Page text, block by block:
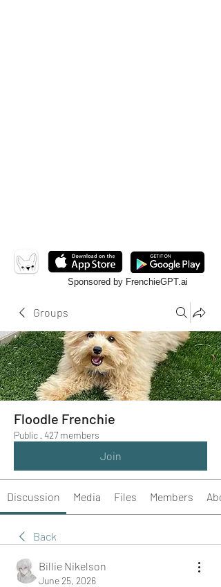
Sponsored by FrenchieGPT.ai
Groups
Floodle Frenchie
Public · 427 members
Join
Discussion Media Files Members
Back
Billie Nikelson
June 25, 2026